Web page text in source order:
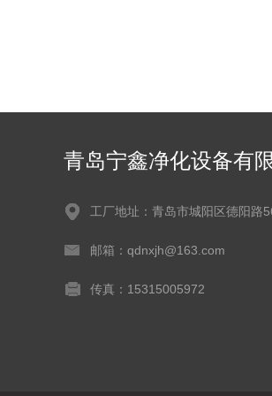
青岛宁鑫净化设备有
工厂地址：青岛市城阳区德阳路
邮箱：qdnxjh@163.com
传真：15315005972